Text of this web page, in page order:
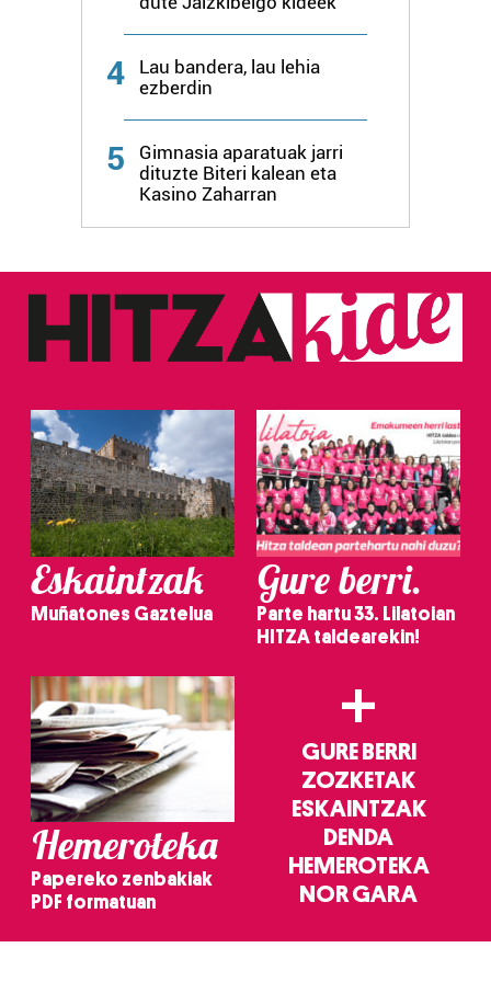
zure baimena Cookieen adierazpenean.
Webgune honek cookie propioak eta hirugarrenen cookie-
fitxategiak erabiltzen ditu. Zure esperientzia eta
zerbitzuak hobetzeko asmoz, cookie teknologiaz
baliatzen gara. Ohar hau onartuz gero, teknologia hori
erabiltzeko baimen esplizitua ematen diguzu.
4
Lau bandera, lau lehia
ezberdin
5
Gimnasia aparatuak jarri
dituzte Biteri kalean eta
Kasino Zaharran
Eskaintzak
Muñatones Gaztelua
Gure berri.
Parte hartu 33. Lilatoian
HITZA taldearekin!
Hemeroteka
Papereko zenbakiak
PDF formatuan
+
GURE BERRI
ZOZKETAK
ESKAINTZAK
DENDA
HEMEROTEKA
NOR GARA